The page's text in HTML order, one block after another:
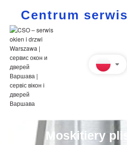
Centrum
Moskitiery